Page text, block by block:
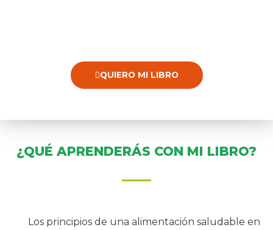
QUIERO MI LIBRO
¿QUÉ APRENDERÁS CON MI LIBRO?
Los principios de una alimentación saludable en